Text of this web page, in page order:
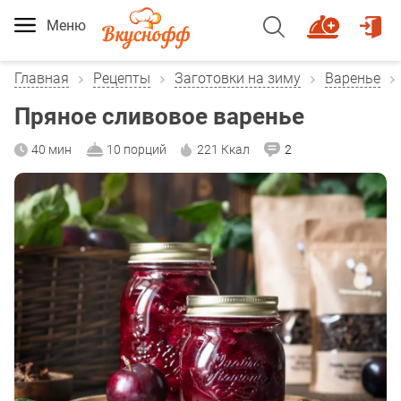
Меню
Главная Рецепты Заготовки на зиму Варенье
Пряное сливовое варенье
40 мин 10 порций 221 Ккал 2